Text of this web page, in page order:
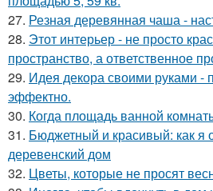
27. Резная деревянная чаша -
28. Этот интерьер - не просто
пространство, а ответственное
29. Идея декора своими руками -
эффектно.
30. Когда площадь ванной
31. Бюджетный и красивый: как я
деревенский дом
32. Цветы, которые не просят